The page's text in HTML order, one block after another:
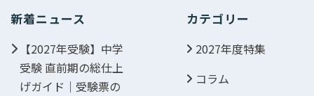
新着ニュース
【2027年受験】中学
受験 直前期の総仕上
げガイド｜受験票の
カテゴリー
2027年度特集
コラム